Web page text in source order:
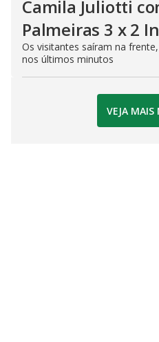
Camila Juliotti
Palmeiras 3 x 2
Os visitantes saíram na
nos últimos minutos
VEJA MAIS